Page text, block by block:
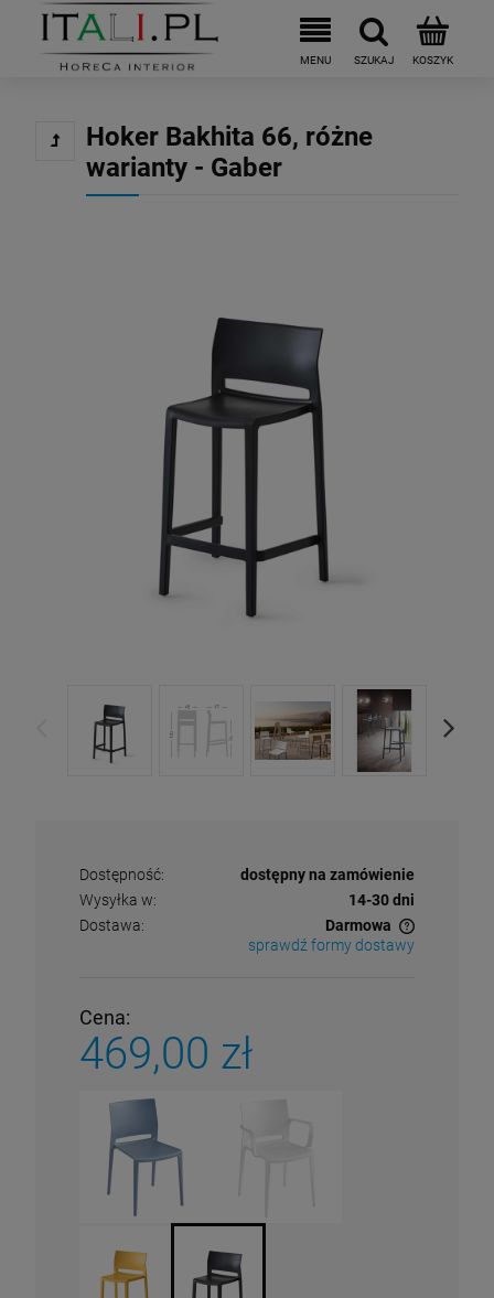
Hoker Bakhita 66, różne
warianty - Gaber
Dostępność:
dostępny na zamówienie
Wysyłka w:
14-30 dni
Dostawa:
Darmowa
Cena nie zawiera ewentualnych kosztów płatności
sprawdź formy dostawy
Cena:
469,00 zł